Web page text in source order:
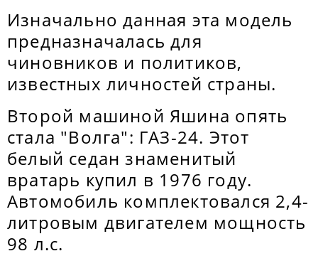
Изначально данная эта модель
предназначалась для
чиновников и политиков,
известных личностей страны.
Второй машиной Яшина опять
стала "Волга": ГАЗ-24. Этот
белый седан знаменитый
вратарь купил в 1976 году.
Автомобиль комплектовался 2,4-
литровым двигателем мощность
98 л.с.